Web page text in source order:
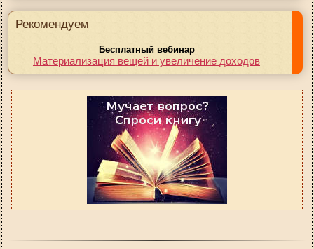
Рекомендуем
Бесплатный вебинар
Материализация вещей и увеличение доходов